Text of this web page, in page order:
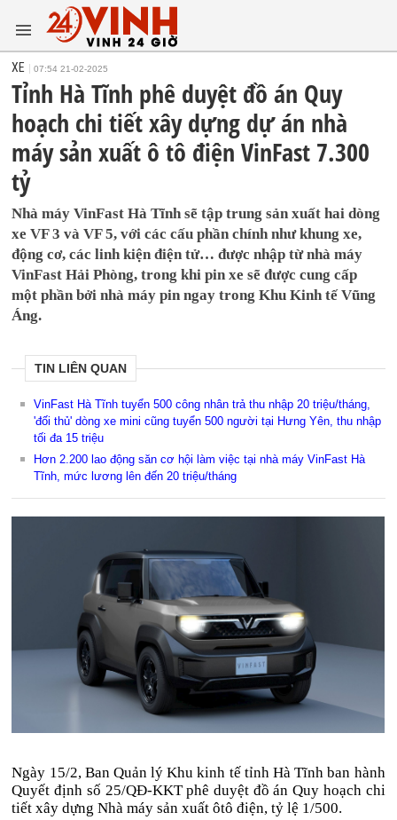
XE 07:54 21-02-2025
Tỉnh Hà Tĩnh phê duyệt đồ án Quy
hoạch chi tiết xây dựng dự án nhà
máy sản xuất ô tô điện VinFast 7.300
tỷ
Nhà máy VinFast Hà Tĩnh sẽ tập trung sản xuất hai dòng
xe VF 3 và VF 5, với các cấu phần chính như khung xe,
động cơ, các linh kiện điện tử… được nhập từ nhà máy
VinFast Hải Phòng, trong khi pin xe sẽ được cung cấp
một phần bởi nhà máy pin ngay trong Khu Kinh tế Vũng
Áng.
TIN LIÊN QUAN
VinFast Hà Tĩnh tuyển 500 công nhân trả thu nhập 20 triệu/tháng,
'đối thủ' dòng xe mini cũng tuyển 500 người tại Hưng Yên, thu nhập
tối đa 15 triệu
Hơn 2.200 lao động săn cơ hội làm việc tại nhà máy VinFast Hà
Tĩnh, mức lương lên đến 20 triệu/tháng
Ngày 15/2, Ban Quản lý Khu kinh tế tỉnh Hà Tĩnh ban hành
Quyết định số 25/QĐ-KKT phê duyệt đồ án Quy hoạch chi
tiết xây dựng Nhà máy sản xuất ôtô điện, tỷ lệ 1/500.